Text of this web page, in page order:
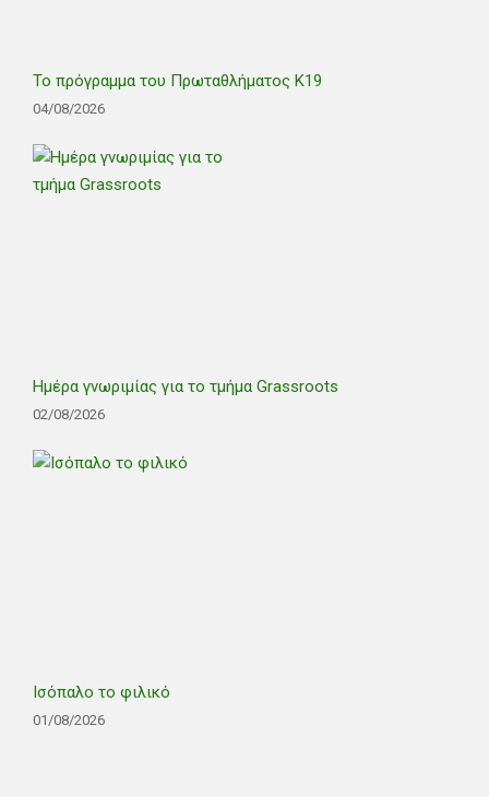
Το πρόγραμμα του Πρωταθλήματος Κ19
04/08/2026
Ημέρα γνωριμίας για το τμήμα Grassroots
02/08/2026
Ισόπαλο το φιλικό
01/08/2026